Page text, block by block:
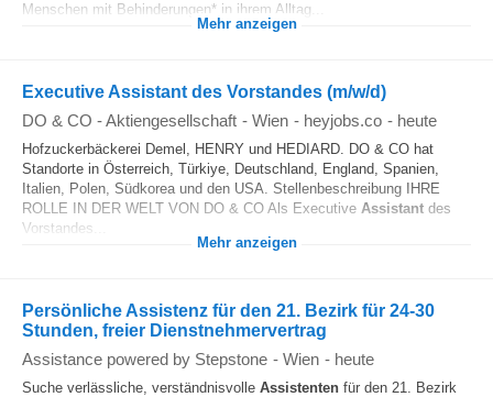
Menschen mit Behinderungen* in ihrem Alltag...
Mehr anzeigen
Executive Assistant des Vorstandes (m/w/d)
DO & CO - Aktiengesellschaft - Wien - heyjobs.co - heute
Hofzuckerbäckerei Demel, HENRY und HEDIARD. DO & CO hat
Standorte in Österreich, Türkiye, Deutschland, England, Spanien,
Italien, Polen, Südkorea und den USA. Stellenbeschreibung IHRE
ROLLE IN DER WELT VON DO & CO Als Executive Assistant des
Vorstandes...
Mehr anzeigen
Persönliche Assistenz für den 21. Bezirk für 24-30
Stunden, freier Dienstnehmervertrag
Assistance powered by Stepstone - Wien - heute
Suche verlässliche, verständnisvolle Assistenten für den 21. Bezirk